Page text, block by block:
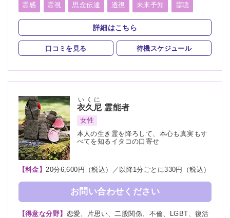
談、健康、金運、引越し、開運、故人、生霊、相手の気持ち、
未来、将来、運勢、心霊相談、心霊写真、命名、改名、ペッ
ト、霊障
霊感 霊視 思念伝達 透視 未来予知 霊聴
霊査 霊符 霊眼 前世 後世 来世 神通力
守護霊 背後霊 死者霊の降霊 イタコ口寄せ
霊媒(憑依) チャネリング オーラリーディング
詳細はこちら
口コミを見る 待機スケジュール
衣久尼
いくに
霊能者
女性
本人の生き霊を降ろして、本心も真実もす
べてを知るイタコの口寄せ
【料金】20分6,600円（税込）／以降1分ごとに330円（税込）
お問い合わせください
【得意な分野】 恋愛、片思い、二股関係、不倫、LGBT、復活